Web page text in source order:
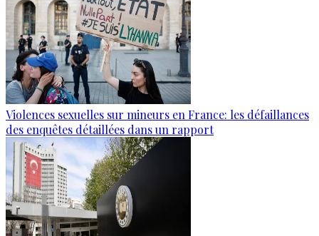
Violences sexuelles sur mineurs en France: les défaillances
des enquêtes détaillées dans un rapport